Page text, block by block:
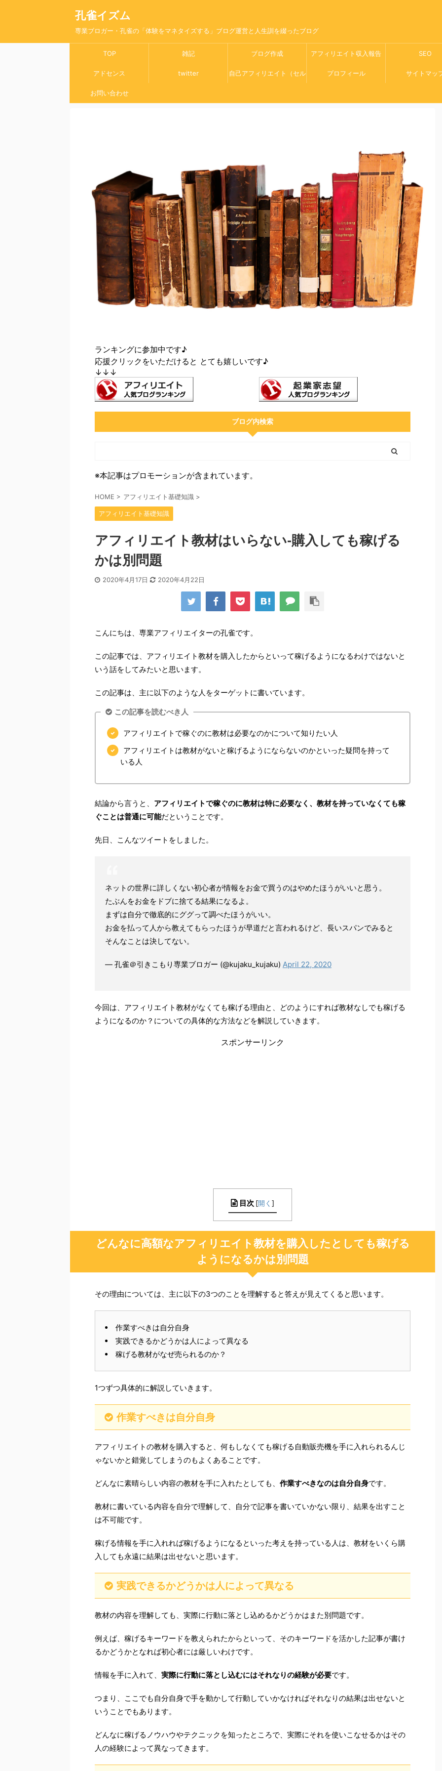
孔雀イズム
専業ブロガー・孔雀の「体験をマネタイズする」ブログ運営と人生訓を綴ったブログ
TOP 雑記 ブログ作成 アフィリエイト収入報告 SEO
アドセンス twitter 自己アフィリエイト（セル プロフィール サイトマッ
お問い合わせ
ランキングに参加中です♪
応援クリックをいただけると とても嬉しいです♪
↓↓↓
ブログ内検索
※本記事はプロモーションが含まれています。
HOME > アフィリエイト基礎知識 >
アフィリエイト基礎知識
アフィリエイト教材はいらない-購入しても稼げる
かは別問題
2020年4月17日 2020年4月22日
こんにちは、専業アフィリエイターの孔雀です。
この記事では、アフィリエイト教材を購入したからといって稼げるようになるわけではないと
いう話をしてみたいと思います。
この記事は、主に以下のような人をターゲットに書いています。
この記事を読むべき人
アフィリエイトで稼ぐのに教材は必要なのかについて知りたい人
アフィリエイトは教材がないと稼げるようにならないのかといった疑問を持って
いる人
結論から言うと、 アフィリエイトで稼ぐのに教材は特に必要なく、教材を持っていなくても稼
ぐことは普通に可能だということです。
先日、こんなツイートをしました。
ネットの世界に詳しくない初心者が情報をお金で買うのはやめたほうがいいと思う。
たぶんをお金をドブに捨てる結果になるよ。
まずは自分で徹底的にググって調べたほうがいい。
お金を払って人から教えてもらったほうが早道だと言われるけど、長いスパンでみると
そんなことは決してない。
— 孔雀＠引きこもり専業ブロガー (@kujaku_kujaku) April 22, 2020
今回は、アフィリエイト教材がなくても稼げる理由と、どのようにすれば教材なしでも稼げる
ようになるのか？についての具体的な方法などを解説していきます。
スポンサーリンク
目次 [開く ]
どんなに高額なアフィリエイト教材を購入したとしても稼げる
ようになるかは別問題
その理由については、主に以下の3つのことを理解すると答えが見えてくると思います。
作業すべきは自分自身
実践できるかどうかは人によって異なる
稼げる教材がなぜ売られるのか？
1つずつ具体的に解説していきます。
作業すべきは自分自身
アフィリエイトの教材を購入すると、何もしなくても稼げる自動販売機を手に入れられるんじ
ゃないかと錯覚してしまうのもよくあることです。
どんなに素晴らしい内容の教材を手に入れたとしても、 作業すべきなのは自分自身です。
教材に書いている内容を自分で理解して、自分で記事を書いていかない限り、結果を出すこと
は不可能です。
稼げる情報を手に入れれば稼げるようになるといった考えを持っている人は、教材をいくら購
入しても永遠に結果は出せないと思います。
実践できるかどうかは人によって異なる
教材の内容を理解しても、実際に行動に落とし込めるかどうかはまた別問題です。
例えば、稼げるキーワードを教えられたからといって、そのキーワードを活かした記事が書け
るかどうかとなれば初心者には厳しいわけです。
情報を手に入れて、 実際に行動に落とし込むにはそれなりの経験が必要です。
つまり、ここでも自分自身で手を動かして行動していかなければそれなりの結果は出せないと
いうことでもあります。
どんなに稼げるノウハウやテクニックを知ったところで、実際にそれを使いこなせるかはその
人の経験によって異なってきます。